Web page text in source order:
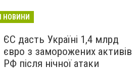
НОВИНИ
ЄС дасть Україні 1,4 млрд
євро з заморожених активів
РФ після нічної атаки